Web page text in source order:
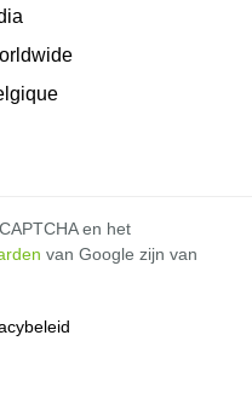
en het
van Google zijn van